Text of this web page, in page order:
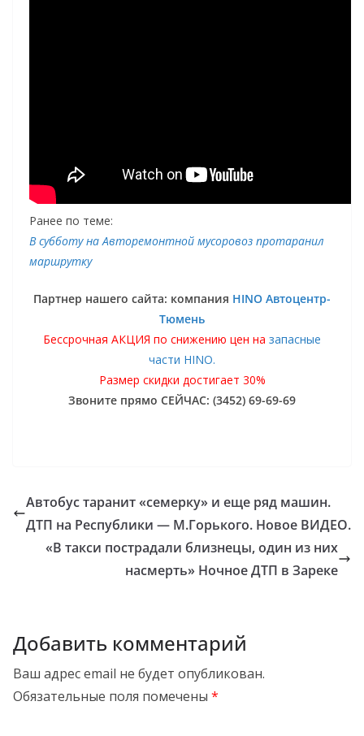
Ранее по теме:
В субботу на Авторемонтной мусоровоз протаранил
маршрутку
Партнер нашего сайта: компания HINO Автоцентр-
Тюмень
Бессрочная АКЦИЯ по снижению цен на запасные
части HINO.
Размер скидки достигает 30%
Звоните прямо СЕЙЧАС: (3452) 69-69-69
Автобус таранит «семерку» и еще ряд машин.
ДТП на Республики — М.Горького. Новое ВИДЕО.
«В такси пострадали близнецы, один из них
насмерть» Ночное ДТП в Зареке
Добавить комментарий
Ваш адрес email не будет опубликован.
Обязательные поля помечены *